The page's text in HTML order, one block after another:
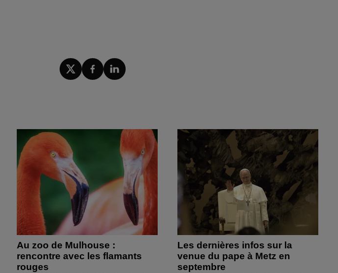
Au zoo de Mulhouse :
rencontre avec les flamants
rouges
Les dernières infos sur la
venue du pape à Metz en
septembre